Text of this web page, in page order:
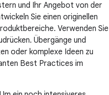
und Ihr Angebot von der
Sie einen originellen
Verwenden Sie
Übergänge und
oder komplexe Ideen zu
Best Practices im